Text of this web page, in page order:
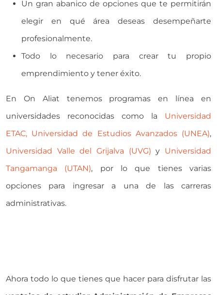
Un gran abanico de opciones que te permitirán
elegir en qué área deseas desempeñarte
profesionalmente.
Todo lo necesario para crear tu propio
emprendimiento y tener éxito.
En On Aliat tenemos programas en línea en
universidades reconocidas como la Universidad
ETAC, Universidad de Estudios Avanzados (UNEA),
Universidad Valle del Grijalva (UVG) y Universidad
Tangamanga (UTAN), por lo que tienes varias
opciones para ingresar a una de las carreras
administrativas.
Ahora todo lo que tienes que hacer para disfrutar las